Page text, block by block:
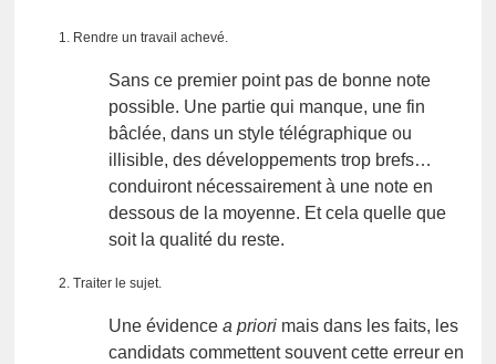
Rendre un travail achevé.
Sans ce premier point pas de bonne note
possible. Une partie qui manque, une fin
bâclée, dans un style télégraphique ou
illisible, des développements trop brefs…
conduiront nécessairement à une note en
dessous de la moyenne. Et cela quelle que
soit la qualité du reste.
Traiter le sujet.
Une évidence a priorimais dans les faits, les
candidats commettent souvent cette erreur en